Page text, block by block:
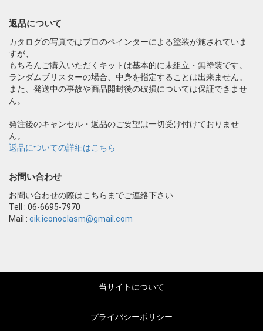
返品について
カタログの写真ではプロのペインターによる塗装が施されていま
すが、
もちろんご購入いただくキットは基本的に未組立・無塗装です。
ランダムブリスターの場合、中身を指定することは出来ません。
また、発送中の事故や商品開封後の破損については保証できませ
ん。
発注後のキャンセル・返品のご要望は一切受け付けておりませ
ん。
返品についての詳細はこちら
お問い合わせ
お問い合わせの際はこちらまでご連絡下さい
Tell : 06-6695-7970
Mail : eik.iconoclasm@gmail.com
当サイトについて
プライバシーポリシー